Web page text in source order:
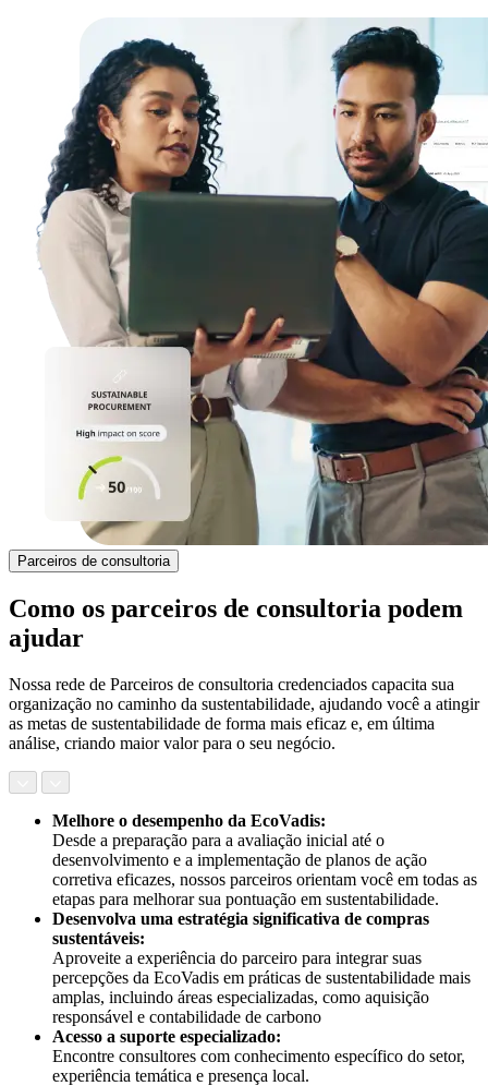
Parceiros de consultoria
Como os parceiros de consultoria podem
ajudar
Nossa rede de Parceiros de consultoria credenciados capacita sua
organização no caminho da sustentabilidade, ajudando você a atingir
as metas de sustentabilidade de forma mais eficaz e, em última
análise, criando maior valor para o seu negócio.
Melhore o desempenho da EcoVadis:
Desde a preparação para a avaliação inicial até o
desenvolvimento e a implementação de planos de ação
corretiva eficazes, nossos parceiros orientam você em todas as
etapas para melhorar sua pontuação em sustentabilidade.
Desenvolva uma estratégia significativa de compras
sustentáveis:
Aproveite a experiência do parceiro para integrar suas
percepções da EcoVadis em práticas de sustentabilidade mais
amplas, incluindo áreas especializadas, como aquisição
responsável e contabilidade de carbono
Acesso a suporte especializado:
Encontre consultores com conhecimento específico do setor,
experiência temática e presença local.